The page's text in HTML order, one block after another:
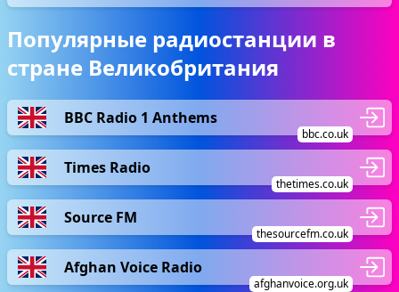
Популярные радиостанции в
стране Великобритания
BBC Radio 1 Anthems
bbc.co.uk
Times Radio
thetimes.co.uk
Source FM
thesourcefm.co.uk
Afghan Voice Radio
afghanvoice.org.uk